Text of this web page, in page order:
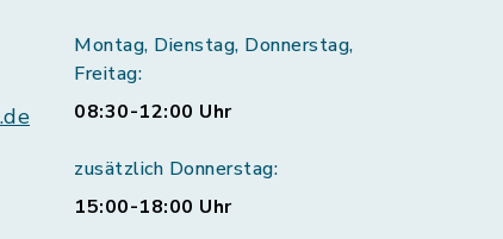
Montag, Dienstag, Donnerstag,
Freitag:
08:30-12:00 Uhr
zusätzlich Donnerstag:
15:00-18:00 Uhr